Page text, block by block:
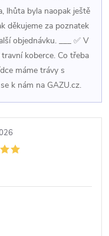
lhůta byla naopak ještě
děkujeme za poznatek
objednávku. ___ ✅ V
koberce. Co třeba
máme trávy s
k nám na GAZU.cz.